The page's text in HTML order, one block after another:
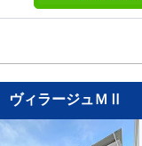
ヴィラージュＭⅡ